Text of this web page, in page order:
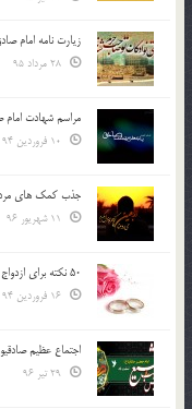
زیارت نامه امام
مراسم شهادت امام
جذب کمک های
50 نکته برای ازدواج موفق
اجتماع عظیم